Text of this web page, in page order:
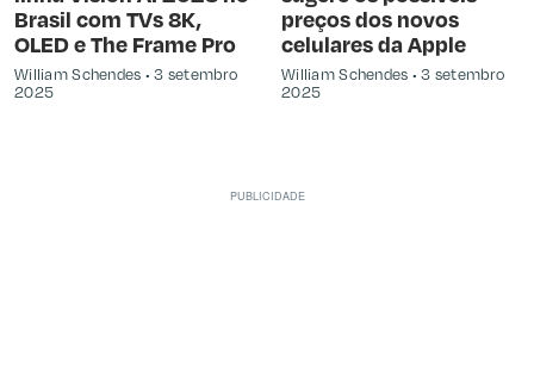
Brasil com TVs 8K,
OLED e The Frame Pro
William Schendes
3 setembro
2025
preços dos novos
celulares da Apple
William Schendes
3 setembro
2025